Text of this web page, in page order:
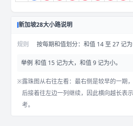
新加坡28大小路说明
规则 按每期和值划分：和值 14 至 27 记
举例 和值 15 记为大，和值 9 记为小。
※露珠图从右往左看：最右侧是较早的一期
后接着往左边一列继续，因此横向越长表
考。